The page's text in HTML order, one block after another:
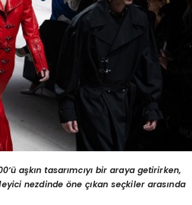
aşkın tasarımcıyı bir araya getirirken,
nezdinde öne çıkan seçkiler arasında